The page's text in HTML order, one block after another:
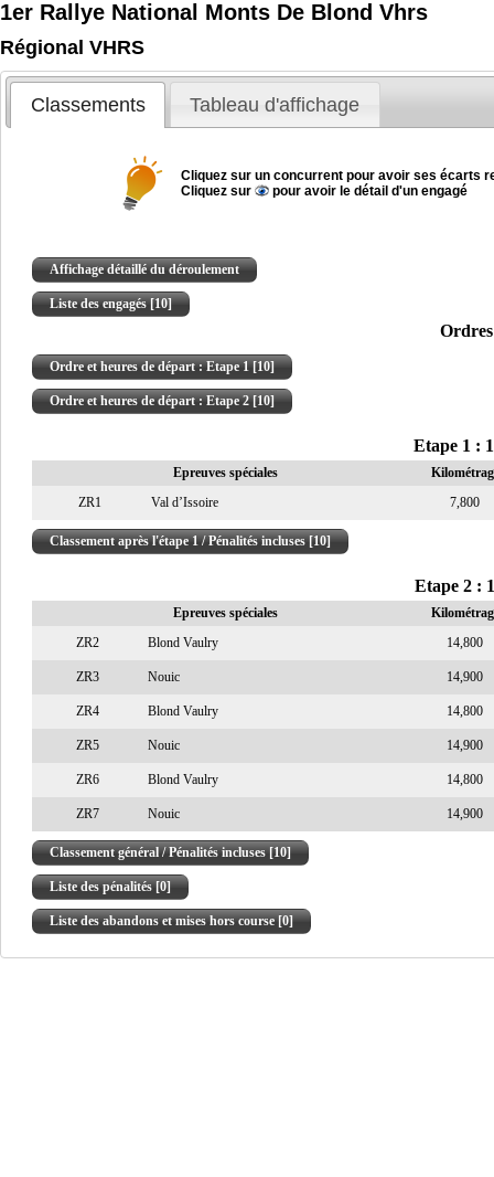
1er Rallye National Monts De Blond Vhrs
Régional VHRS
Classements Tableau d'affichage
Cliquez sur un concurrent pour avoir ses écarts
Cliquez sur
pour avoir le détail d'un engagé
Affichage détaillé du déroulement
Liste des engagés [10]
Ordre et heures de départ : Etape 1 [10]
Ordre et heures de départ : Etape 2 [10]
Etape 1 :
Epreuves spéciales
ZR1
Val d’Issoire 7,800
Classement après l'étape 1 / Pénalités incluses [10]
Etape 2 :
Epreuves spéciales
ZR2
Blond Vaulry 14,800
ZR3 Nouic 14,900
ZR4 Blond Vaulry 14,800
ZR5 Nouic 14,900
ZR6 Blond Vaulry 14,800
ZR7 Nouic 14,900
Classement général / Pénalités incluses [10]
Liste des pénalités [0]
Liste des abandons et mises hors course [0]